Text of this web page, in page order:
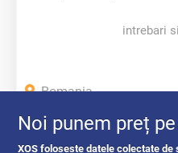
intrebari
Romania
Noi punem preț
XOS folosește datele colectate